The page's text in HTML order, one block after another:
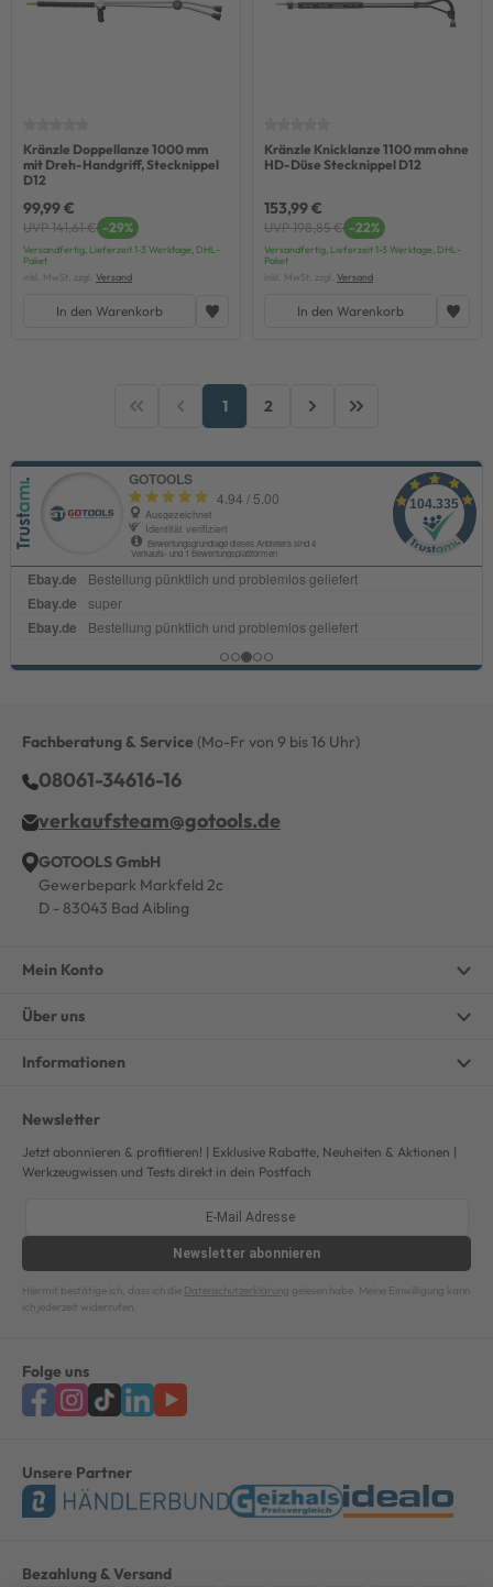
Kränzle Doppellanze 1000 mm
mit Dreh-Handgriff, Stecknippel
D12
99,99 €
UVP 141,61 € -29%
Versandfertig, Lieferzeit 1-3 Werktage, DHL-
Paket
inkl. MwSt. zzgl. Versand
In den Warenkorb
Kränzle Knicklanze 1100 mm ohne
HD-Düse Stecknippel D12
153,99 €
UVP 198,85 € -22%
Versandfertig, Lieferzeit 1-3 Werktage, DHL-
Paket
inkl. MwSt. zzgl. Versand
In den Warenkorb
1 2
Fachberatung & Service (Mo-Fr von 9 bis 16 Uhr)
08061-34616-16
verkaufsteam@gotools.de
GOTOOLS GmbH
Gewerbepark Markfeld 2c
D - 83043 Bad Aibling
Mein Konto
Über uns
Informationen
Newsletter
Jetzt abonnieren & profitieren! | Exklusive Rabatte, Neuheiten & Aktionen |
Werkzeugwissen und Tests direkt in dein Postfach
Newsletter abonnieren
Hiermit bestätige ich, dass ich die Datenschutzerklärung gelesen habe. Meine Einwilligung kann
ich jederzeit widerrufen.
Folge uns
Unsere Partner
Bezahlung & Versand